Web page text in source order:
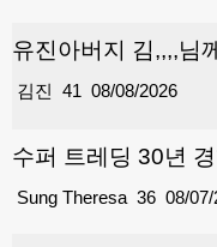
유진아버지 김,,,,님께
41
김진 08/08/2026
수퍼 트레딩 30년
36
Sung Theresa 08/